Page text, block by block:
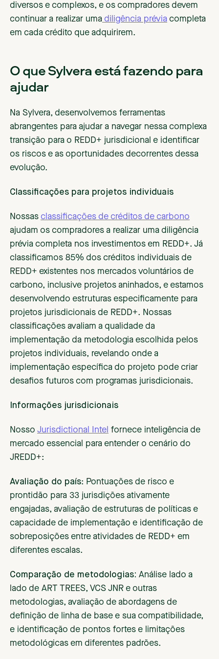
diversos e complexos, e os compradores devem
continuar a realizar uma diligência prévia completa
em cada crédito que adquirirem.
O que Sylvera está fazendo para
ajudar
Na Sylvera, desenvolvemos ferramentas
abrangentes para ajudar a navegar nessa complexa
transição para o REDD+ jurisdicional e identificar
os riscos e as oportunidades decorrentes dessa
evolução.
Classificações para projetos individuais
Nossas classificações de créditos de carbono
ajudam os compradores a realizar uma diligência
prévia completa nos investimentos em REDD+. Já
classificamos 85% dos créditos individuais de
REDD+ existentes nos mercados voluntários de
carbono, inclusive projetos aninhados, e estamos
desenvolvendo estruturas especificamente para
projetos jurisdicionais de REDD+. Nossas
classificações avaliam a qualidade da
implementação da metodologia escolhida pelos
projetos individuais, revelando onde a
implementação específica do projeto pode criar
desafios futuros com programas jurisdicionais.
Informações jurisdicionais
Nosso Jurisdictional Intel fornece inteligência de
mercado essencial para entender o cenário do
JREDD+:
Avaliação do país: Pontuações de risco e
prontidão para 33 jurisdições ativamente
engajadas, avaliação de estruturas de políticas e
capacidade de implementação e identificação de
sobreposições entre atividades de REDD+ em
diferentes escalas.
Comparação de metodologias: Análise lado a
lado de ART TREES, VCS JNR e outras
metodologias, avaliação de abordagens de
definição de linha de base e sua compatibilidade,
e identificação de pontos fortes e limitações
metodológicas em diferentes padrões.